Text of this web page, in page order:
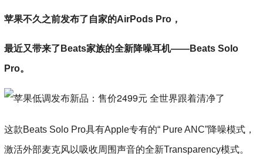
苹果不久之前发布了自家的AirPods Pro，
最近又带来了Beats家族的全新降噪耳机——Beats Solo
Pro。
这款Beats Solo Pro具有Apple专有的“ Pure ANC”降噪模式，
激活外部麦克风以吸收周围声音的全新Transparency模式。